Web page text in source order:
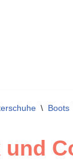
\ Boots
und